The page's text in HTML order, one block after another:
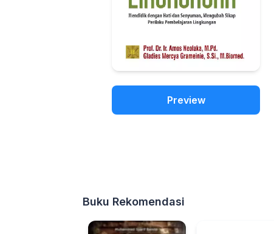
Preview
Buku Rekomendasi